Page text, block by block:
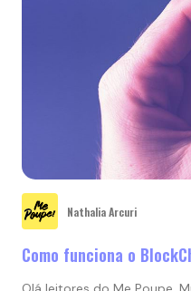
Nathalia Arcuri
Como funciona o